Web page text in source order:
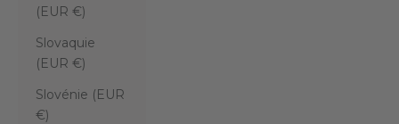
(EUR €)
Slovaquie
(EUR €)
Slovénie (EUR
€)